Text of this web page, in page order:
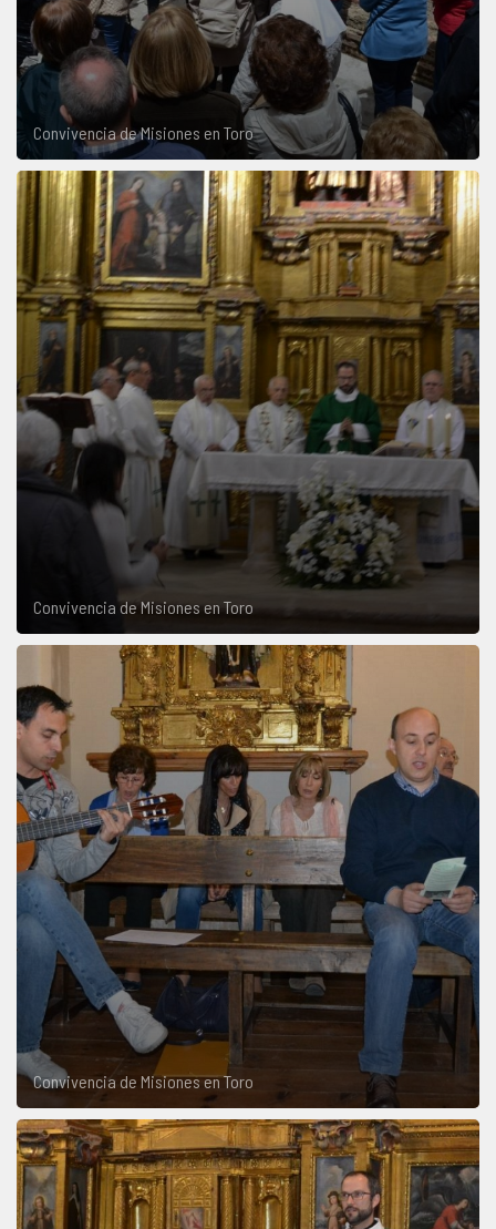
Convivencia de Misiones en Toro
Convivencia de Misiones en Toro
Convivencia de Misiones en Toro